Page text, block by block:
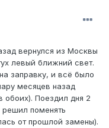
вернулся из Москвы
левый ближний свет.
заправку, и всё было
месяцев назад
обоих). Поездил дня 2
поменять
от прошлой замены).